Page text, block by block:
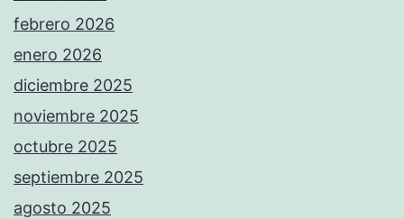
febrero 2026
enero 2026
diciembre 2025
noviembre 2025
octubre 2025
septiembre 2025
agosto 2025